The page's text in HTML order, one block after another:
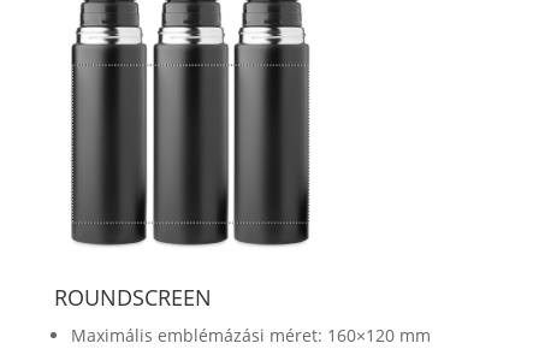
ROUNDSCREEN
Maximális emblémázási méret: 160×120 mm